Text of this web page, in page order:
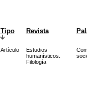
Tipo Revista
Artículo
Estudios
humanísticos.
Filología